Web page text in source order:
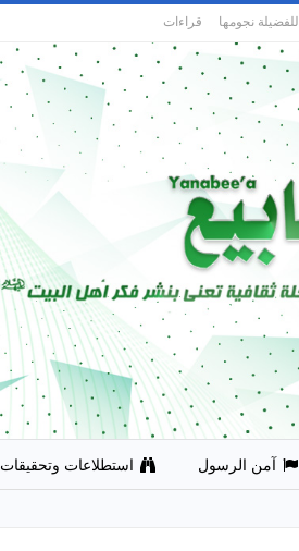
للفضيلة نجومها قراءات
آمن الرسول استطلاعات وتحقيقات